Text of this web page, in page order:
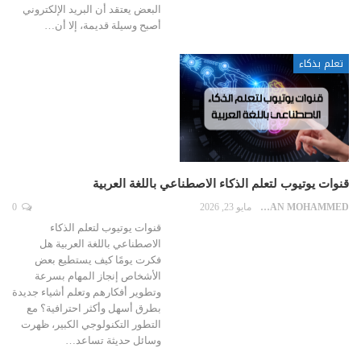
البعض يعتقد أن البريد الإلكتروني
أصبح وسيلة قديمة، إلا أن…
تعلم بذكاء
قنوات يوتيوب لتعلم الذكاء الاصطناعي باللغة العربية
EMAN MOHAMMED مايو 23, 2026
قنوات يوتيوب لتعلم الذكاء
الاصطناعي باللغة العربية هل
فكرت يومًا كيف يستطيع بعض
الأشخاص إنجاز المهام بسرعة
وتطوير أفكارهم وتعلم أشياء جديدة
بطرق أسهل وأكثر احترافية؟ مع
التطور التكنولوجي الكبير، ظهرت
وسائل حديثة تساعد…